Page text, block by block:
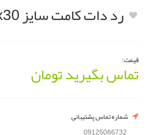
رد دات کامت سایز 1x30
قیمت:
تماس بگیریدتومان
شماره تماس پشتیبانی
09125086732